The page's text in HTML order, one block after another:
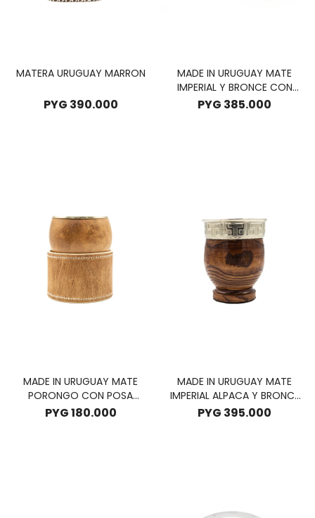
MATERA URUGUAY MARRON
PYG 390.000
MADE IN URUGUAY MATE
IMPERIAL Y BRONCE CON
POSA MATE
PYG 385.000
MADE IN URUGUAY MATE
PORONGO CON POSA
MATE
PYG180.000
MADE IN URUGUAY MATE
IMPERIAL ALPACA Y BRONCE
- MADERA
PYG 395.000